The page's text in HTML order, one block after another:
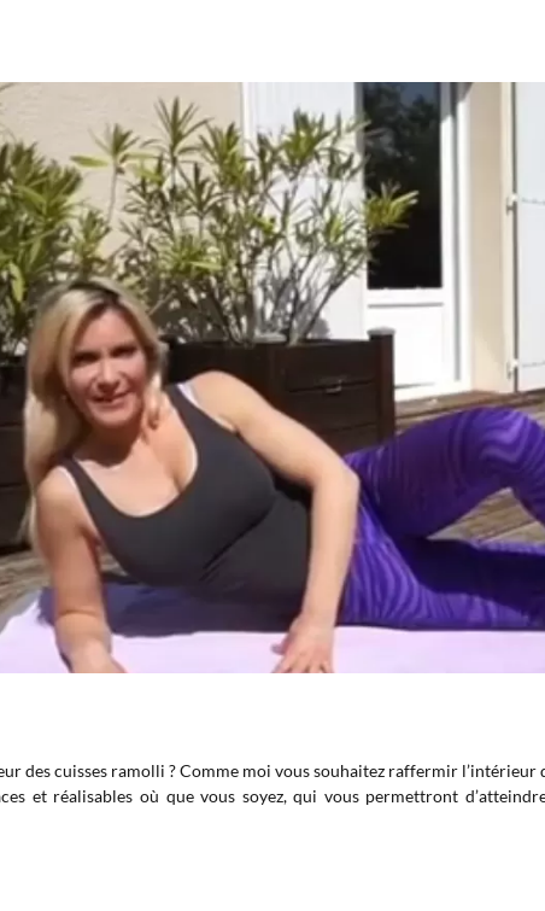
des cuisses ramolli ? Comme moi vous souhaitez raffermir l’intérieur
et réalisables où que vous soyez, qui vous permettront